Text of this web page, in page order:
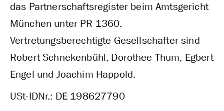
das Partnerschaftsregister beim Amtsgericht
München unter PR 1360.
Vertretungsberechtigte Gesellschafter sind
Robert Schnekenbühl, Dorothee Thum, Egbert
Engel und Joachim Happold.
USt-IDNr.: DE 198627790